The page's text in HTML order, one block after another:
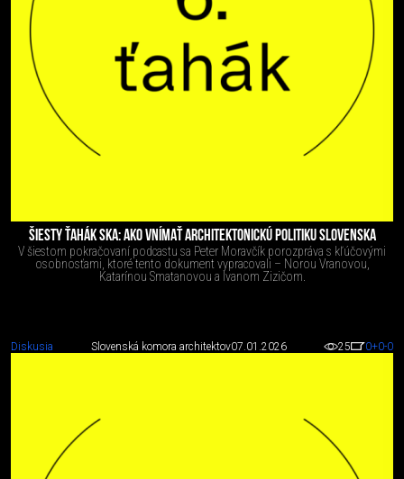
ŠIESTY ŤAHÁK SKA: AKO VNÍMAŤ ARCHITEKTONICKÚ POLITIKU SLOVENSKA
V šiestom pokračovaní podcastu sa Peter Moravčík porozpráva s kľúčovými
osobnosťami, ktoré tento dokument vypracovali – Norou Vranovou,
Katarínou Smatanovou a Ivanom Zizičom.
Diskusia Slovenská komora architektov07.01.2026 25 0+0-0